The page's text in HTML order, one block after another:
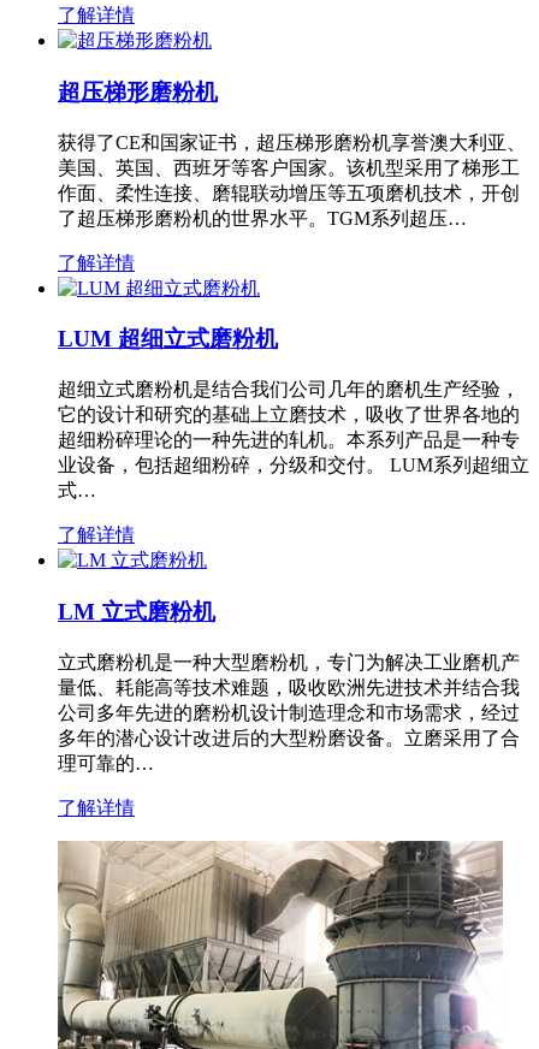
了解详情
超压梯形磨粉机
获得了CE和国家证书，超压梯形磨粉机享誉澳大利亚、
美国、英国、西班牙等客户国家。该机型采用了梯形工
作面、柔性连接、磨辊联动增压等五项磨机技术，开创
了超压梯形磨粉机的世界水平。TGM系列超压…
了解详情
LUM 超细立式磨粉机
超细立式磨粉机是结合我们公司几年的磨机生产经验，
它的设计和研究的基础上立磨技术，吸收了世界各地的
超细粉碎理论的一种先进的轧机。本系列产品是一种专
业设备，包括超细粉碎，分级和交付。 LUM系列超细立
式…
了解详情
LM 立式磨粉机
立式磨粉机是一种大型磨粉机，专门为解决工业磨机产
量低、耗能高等技术难题，吸收欧洲先进技术并结合我
公司多年先进的磨粉机设计制造理念和市场需求，经过
多年的潜心设计改进后的大型粉磨设备。立磨采用了合
理可靠的…
了解详情